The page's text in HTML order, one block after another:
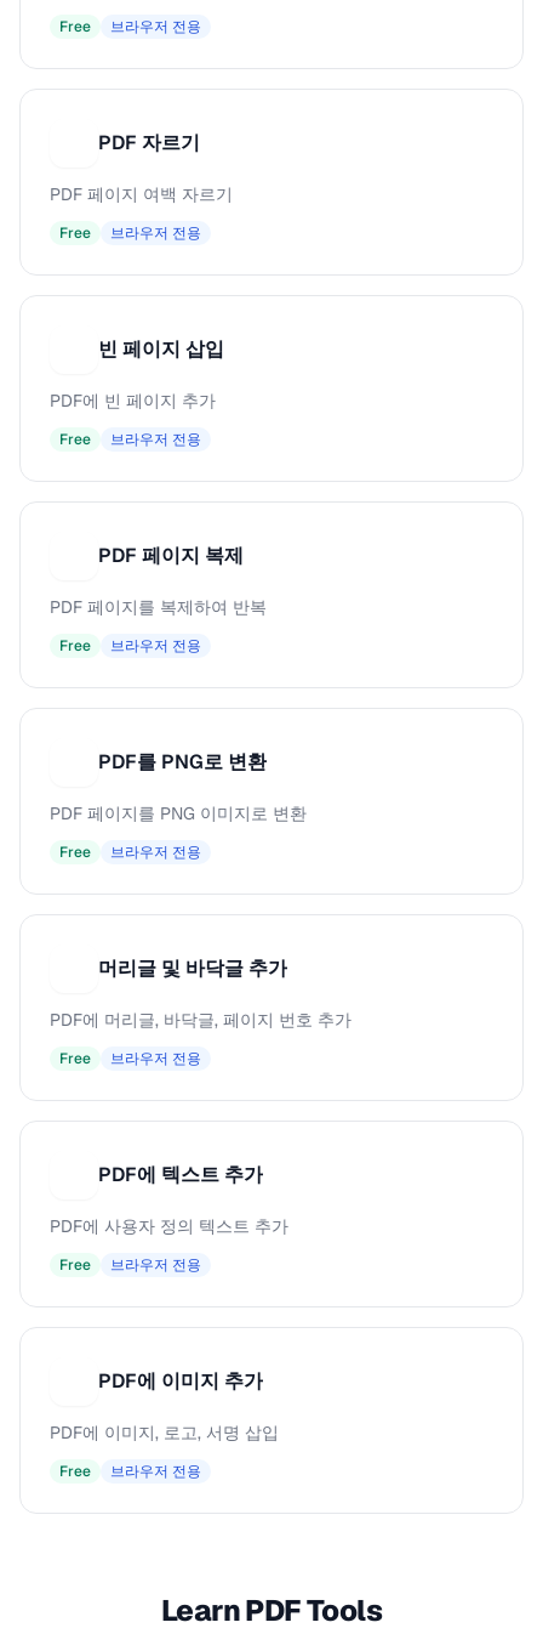
Free 브라우저 전용
PDF 자르기
PDF 페이지 여백 자르기
Free 브라우저 전용
빈 페이지 삽입
PDF에 빈 페이지 추가
Free 브라우저 전용
PDF 페이지 복제
PDF 페이지를 복제하여 반복
Free 브라우저 전용
PDF를 PNG로 변환
PDF 페이지를 PNG 이미지로 변환
Free 브라우저 전용
머리글 및 바닥글 추가
PDF에 머리글, 바닥글, 페이지 번호 추가
Free 브라우저 전용
PDF에 텍스트 추가
PDF에 사용자 정의 텍스트 추가
Free 브라우저 전용
PDF에 이미지 추가
PDF에 이미지, 로고, 서명 삽입
Free 브라우저 전용
Learn PDF Tools